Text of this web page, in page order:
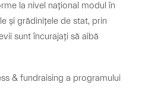
la nivel național modul în
și grădinițele de stat, prin
sunt încurajați să aibă
& fundraising a programului